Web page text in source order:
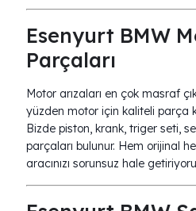
Esenyurt BMW
Parçaları
Motor arızaları en çok masraf
yüzden motor için kaliteli parça
Bizde piston, krank, triger seti,
parçaları bulunur. Hem orijinal
aracınızı sorunsuz hale